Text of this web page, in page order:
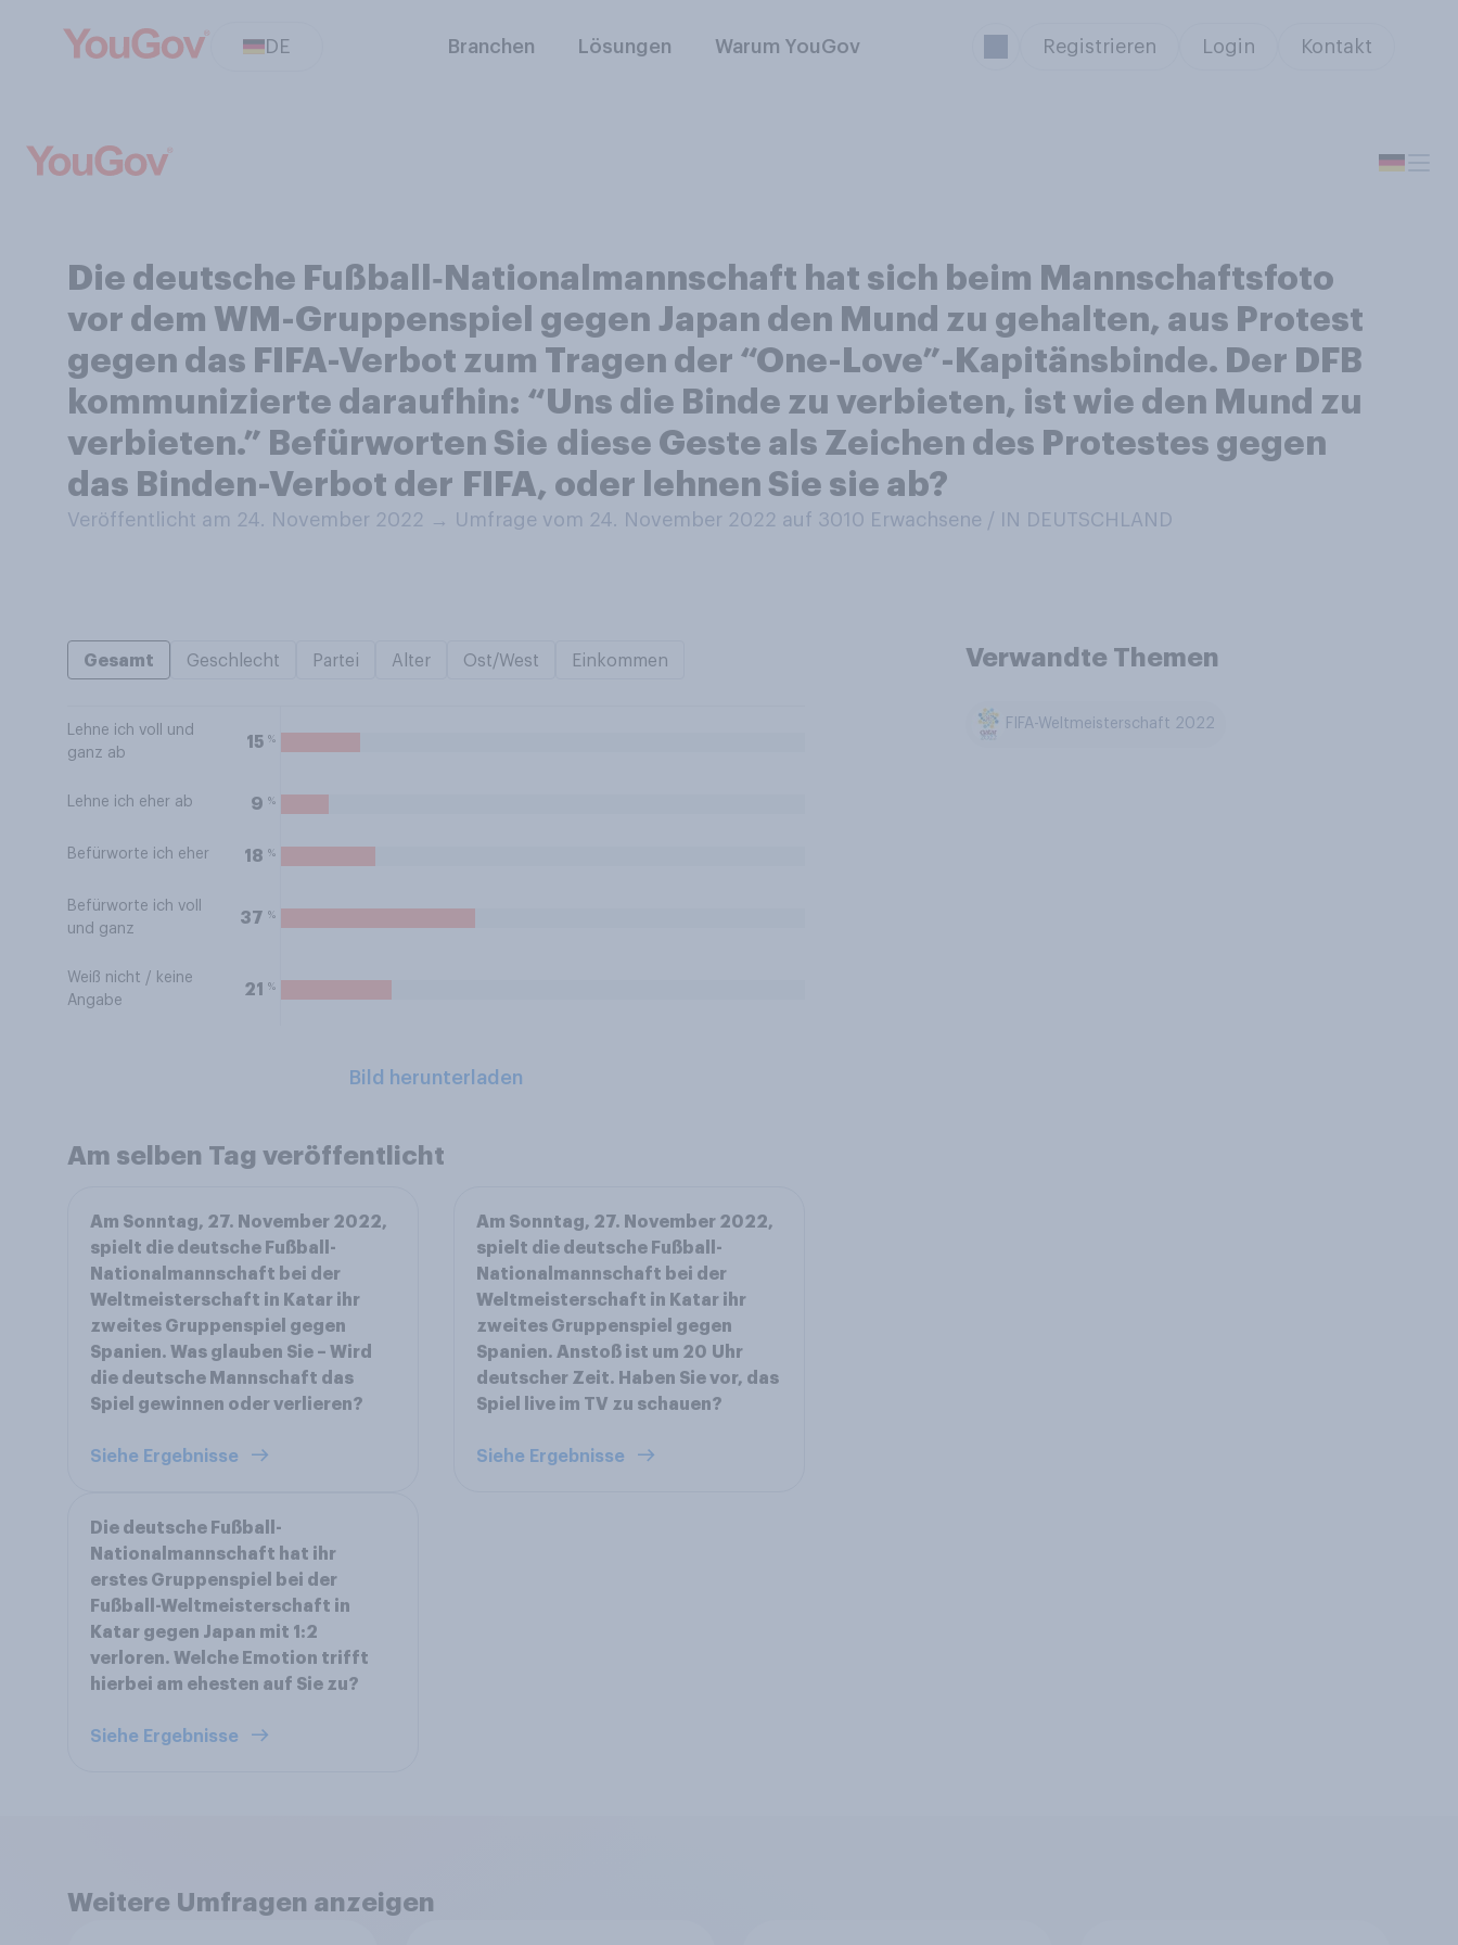
DE Branchen Lösungen Warum YouGov Registrieren Login Kontakt
Die deutsche Fußball‑Nationalmannschaft hat sich beim Mannschaftsfoto
vor dem WM-Gruppenspiel gegen Japan den Mund zu gehalten, aus Protest
gegen das FIFA-Verbot zum Tragen der “One-Love”-Kapitänsbinde. Der DFB
kommunizierte daraufhin: “Uns die Binde zu verbieten, ist wie den Mund zu
verbieten.” Befürworten Sie diese Geste als Zeichen des Protestes gegen
das Binden-Verbot der FIFA, oder lehnen Sie sie ab?
Veröffentlicht am 24. November 2022 → Umfrage vom 24. November 2022 auf 3010 Erwachsene / IN DEUTSCHLAND
Gesamt Geschlecht Partei Alter Ost/West Einkommen
Lehne ich voll und
ganz ab
15 %
Lehne ich eher ab 9 %
Befürworte ich eher 18 %
Befürworte ich voll
und ganz
37 %
Weiß nicht / keine
Angabe
21 %
Bild herunterladen
Verwandte Themen
FIFA-Weltmeisterschaft 2022
Am selben Tag veröffentlicht
Am Sonntag, 27. November 2022,
spielt die deutsche Fußball-
Nationalmannschaft bei der
Weltmeisterschaft in Katar ihr
zweites Gruppenspiel gegen
Spanien. Was glauben Sie – Wird
die deutsche Mannschaft das
Spiel gewinnen oder verlieren?
Siehe Ergebnisse
Am Sonntag, 27. November 2022,
spielt die deutsche Fußball-
Nationalmannschaft bei der
Weltmeisterschaft in Katar ihr
zweites Gruppenspiel gegen
Spanien. Anstoß ist um 20 Uhr
deutscher Zeit. Haben Sie vor, das
Spiel live im TV zu schauen?
Siehe Ergebnisse
Die deutsche Fußball-
Nationalmannschaft hat ihr
erstes Gruppenspiel bei der
Fußball-Weltmeisterschaft in
Katar gegen Japan mit 1:2
verloren. Welche Emotion trifft
hierbei am ehesten auf Sie zu?
Siehe Ergebnisse
Weitere Umfragen anzeigen